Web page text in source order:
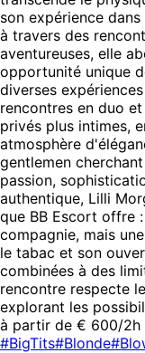
son expérience
à travers des
aventureuses, elle
opportunité unique
diverses
rencontres en duo
privés plus intimes,
atmosphère
gentlemen
passion,
authentique, Lilli
que BB Escort offre
compagnie, mais
le tabac et son
combinées à des
rencontre respecte
explorant les
à partir de € 600/2h
#BigTits#Blonde